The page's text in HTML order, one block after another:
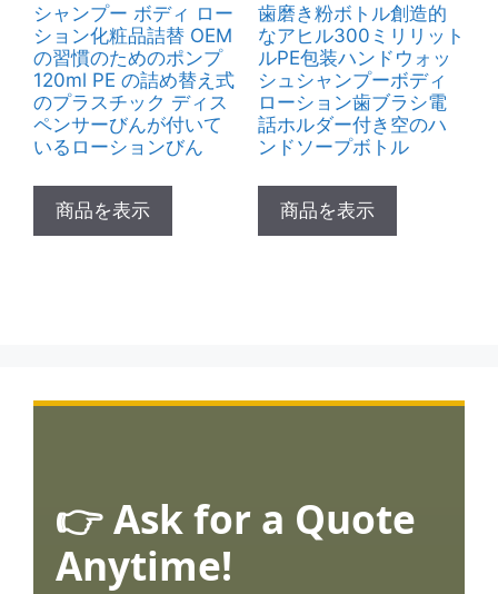
シャンプー ボディ ロー
ション化粧品詰替 OEM
の習慣のためのポンプ
120ml PE の詰め替え式
のプラスチック ディス
ペンサーびんが付いて
いるローションびん
商品を表示
歯磨き粉ボトル創造的
なアヒル300ミリリット
ルPE包装ハンドウォッ
シュシャンプーボディ
ローション歯ブラシ電
話ホルダー付き空のハ
ンドソープボトル
商品を表示
👉 Ask for a Quote
Anytime!